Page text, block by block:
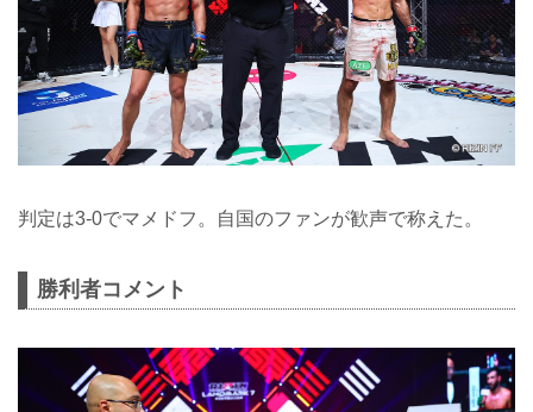
判定は3-0でマメドフ。自国のファンが歓声で称えた。
勝利者コメント